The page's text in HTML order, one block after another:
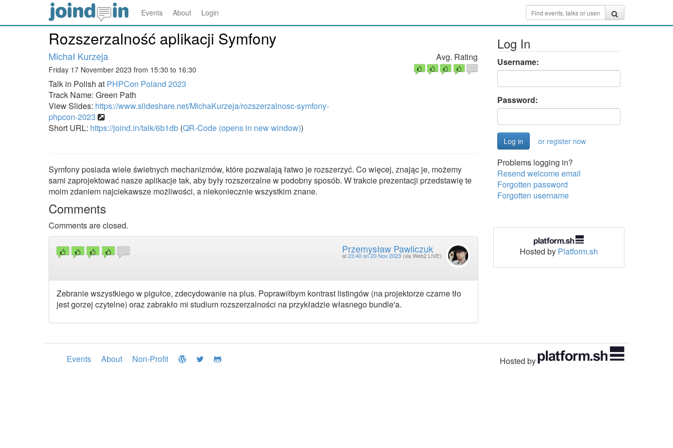
Events About Login
Rozszerzalność aplikacji Symfony
Michał Kurzeja
Friday 17 November 2023 from 15:30 to 16:30
Talk in Polish at PHPCon Poland 2023
Track Name: Green Path
View Slides: https://www.slideshare.net/MichaKurzeja/rozszerzalnosc-symfony-
phpcon-2023
Short URL: https://joind.in/talk/6b1db (QR-Code (opens in new window))
Avg. Rating
Symfony posiada wiele świetnych mechanizmów, które pozwalają łatwo je rozszerzyć. Co więcej, znając je, możemy
sami zaprojektować nasze aplikacje tak, aby były rozszerzalne w podobny sposób. W trakcie prezentacji przedstawię te
moim zdaniem najciekawsze możliwości, a niekoniecznie wszystkim znane.
Comments
Comments are closed.
Przemysław Pawliczuk
at 23:40 on 20 Nov 2023 (via Web2 LIVE)
Zebranie wszystkiego w pigułce, zdecydowanie na plus. Poprawiłbym kontrast listingów (na projektorze czarne tło
jest gorzej czytelne) oraz zabrakło mi studium rozszerzalności na przykładzie własnego bundle'a.
Log In
Username:
Password:
or register now
Problems logging in?
Resend welcome email
Forgotten password
Forgotten username
Hosted by Platform.sh
Events About Non-Profit Hosted by